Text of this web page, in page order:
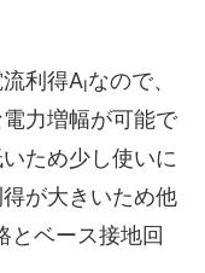
利得AIなので、
力増幅が可能で
ため少し使いに
が大きいため他
とベース接地回